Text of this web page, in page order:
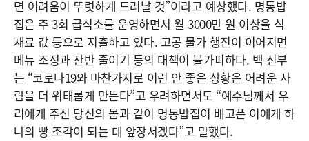
면 어려움이 뚜렷하게 드러날 것”이라고 예상했다. 명동밥
집은 주 3회 급식소를 운영하면서 월 3000만 원 이상을 식
재료 값 등으로 지출하고 있다. 고공 물가 행진이 이어지면
메뉴 조정과 잔반 줄이기 등의 대책이 불가피하다. 백 신부
는 “코로나19와 마찬가지로 이런 안 좋은 상황은 어려운 사
람을 더 위태롭게 만든다”고 우려하면서도 “예수님께서 우
리에게 주신 당신의 몸과 같이 명동밥집이 배고픈 이에게 하
나의 빵 조각이 되는 데 앞장서겠다”고 말했다.